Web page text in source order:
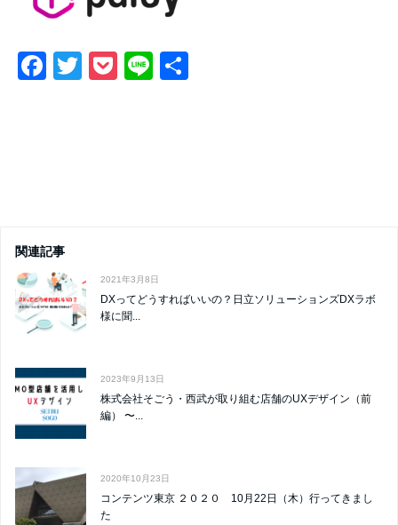
F
k
T
P
Li
関連記事
2021年3月8日
DXってどうすればいいの？日立ソリューションズDXラボ
様に聞...
2023年9月13日
株式会社そごう・西武が取り組む店舗のUXデザイン（前
編） 〜...
2020年10月23日
コンテンツ東京 ２０２０ 10月22日（木）行ってきまし
た